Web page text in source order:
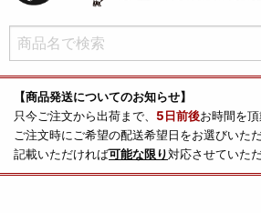
【商品発送についてのお知らせ】
只今ご注文から出荷まで、 5日前後お時間を頂
ご注文時にご希望の配送希望日をお選びいた
記載いただければ可能な限り対応させていた